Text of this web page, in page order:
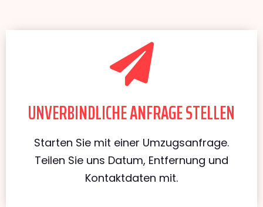
UNVERBINDLICHE ANFRAGE STELLEN
Starten Sie mit einer Umzugsanfrage.
Teilen Sie uns Datum, Entfernung und
Kontaktdaten mit.